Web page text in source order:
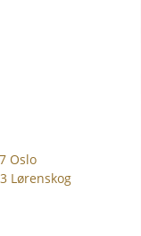
Oslo
Lørenskog